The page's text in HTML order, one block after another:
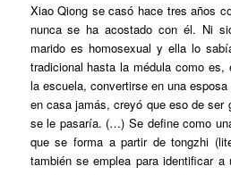
Xiao Qiong se casó hace tres años
nunca se ha acostado con él. Ni
marido es homosexual y ella lo
tradicional hasta la médula como es,
la escuela, convertirse en una
en casa jamás, creyó que eso de ser
se le pasaría. (…) Se define como
que se forma a partir de tongzhi
también se emplea para identificar a